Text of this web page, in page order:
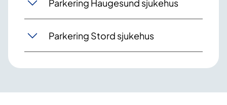
Parkering Haugesund sjukehus
Parkering Stord sjukehus